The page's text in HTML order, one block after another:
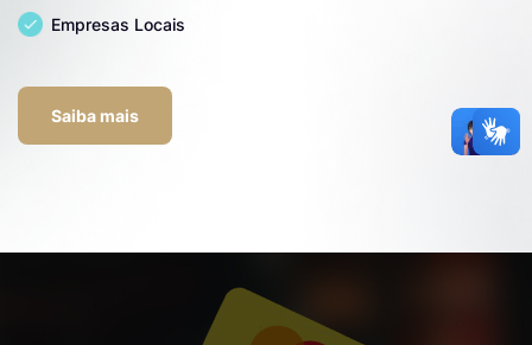
Empresas Locais
Saiba mais